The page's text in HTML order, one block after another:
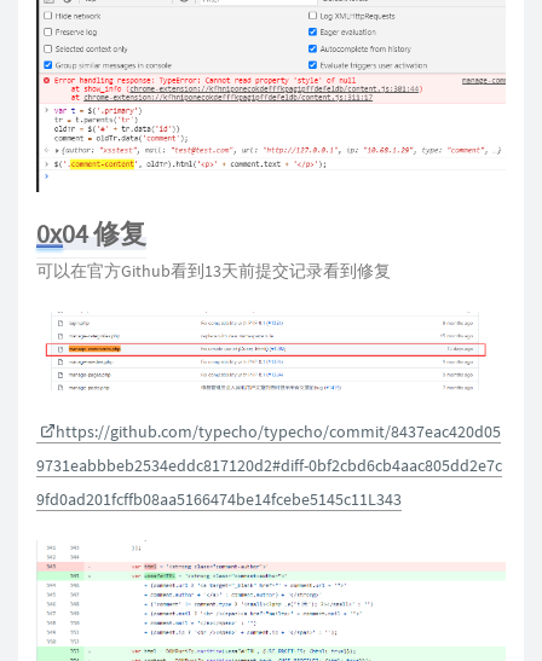
0x04 修复
可以在官方Github看到13天前提交记录看到修复
https://github.com/typecho/typecho/commit/8437eac420d05
9731eabbbeb2534eddc817120d2#diff-0bf2cbd6cb4aac805dd2e7c
9fd0ad201fcffb08aa5166474be14fcebe5145c11L343